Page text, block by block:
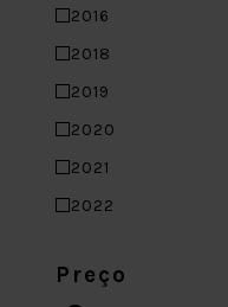
2016
2018
2019
2020
2021
2022
Preço